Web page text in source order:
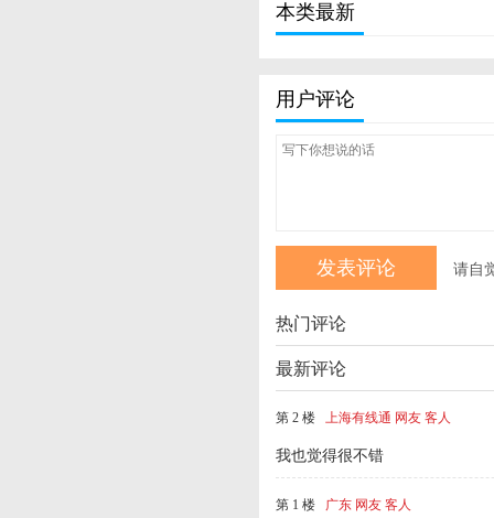
本类最新
用户评论
请自
热门评论
最新评论
第 2 楼 上海有线通 网友 客人
我也觉得很不错
第 1 楼 广东 网友 客人